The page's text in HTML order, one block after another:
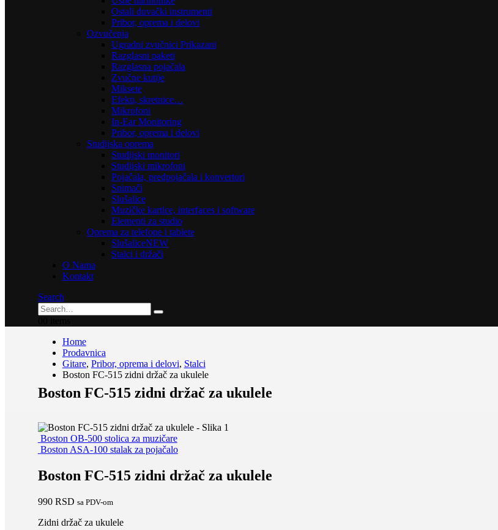
Ostali duvački instrumenti
Pribor, oprema i delovi
Ozvučenja
Ugradni zvučnici Prikazani
Razglasni paketi
Razglasna pojačala
Zvučne kutije
Miksete
Efekti, skretnice…
Mikrofoni
In-Ear Monitoring
Pribor, oprema i delovi
Studijska oprema
Studijski monitori
Studijski mikrofoni
Pojačala, predpojačala i konvertori
Snimači
Slušalice
Muzičke kartice, interfaces i software
Elementi za studio
Oprema za telefone i tablete
SlušaliceNEW
Stalci i držači
O Nama
Kontakt
Search
Home
Prodavnica
Gitare, Pribor, oprema i delovi, Stalci
Boston FC-515 zidni držač za ukulele
Boston FC-515 zidni držač za ukulele
Boston OB-500 stolica za muzičare
Boston ASA-100 stalak za pojačalo
Boston FC-515 zidni držač za ukulele
990 RSD sa PDV-om
Zidni držač za ukulele